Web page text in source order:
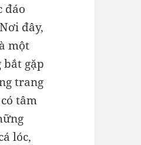
đáo
đây,
một
bắt gặp
trang
tâm
lóc,